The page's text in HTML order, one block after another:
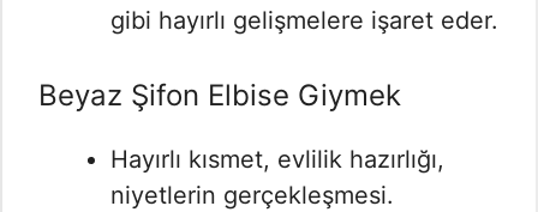
gibi hayırlı gelişmelere işaret eder.
Beyaz Şifon Elbise Giymek
Hayırlı kısmet, evlilik hazırlığı,
niyetlerin gerçekleşmesi.